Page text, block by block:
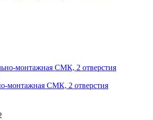
монтажная СМК, 2 отверстия